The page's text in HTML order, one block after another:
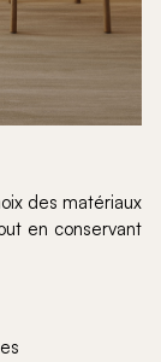
des matériaux
en conservant